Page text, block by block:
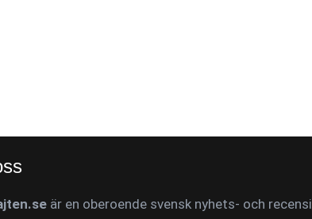
är en oberoende svensk nyhets- och